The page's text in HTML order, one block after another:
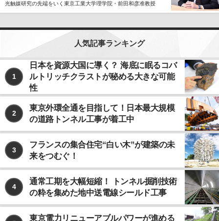
光触媒研究の先端をいく東京工業大学理学院・前田和彦准教授
人気記事ランキング
1
日本を資源大国に導く？ 海底に眠るコバ
ルトリッチクラストが秘める大きな可能
性
2
東京外環全通を目指して！日本最大規模
の道路トンネル工事が着工中
3
フランスの集合住宅“白い木”が建築の未
来をつむぐ！
4
通常工期を大幅短縮！ トンネル掘削技術
の粋を集めた地中送電線シールド工事
東京電力リニューアブルパワーが進める